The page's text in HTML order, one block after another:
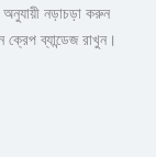
নড়াচড়া করুন
ব্যান্ডেজ রাখুন।